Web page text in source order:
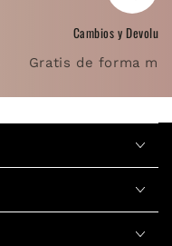
Cambios y
Gratis de forma